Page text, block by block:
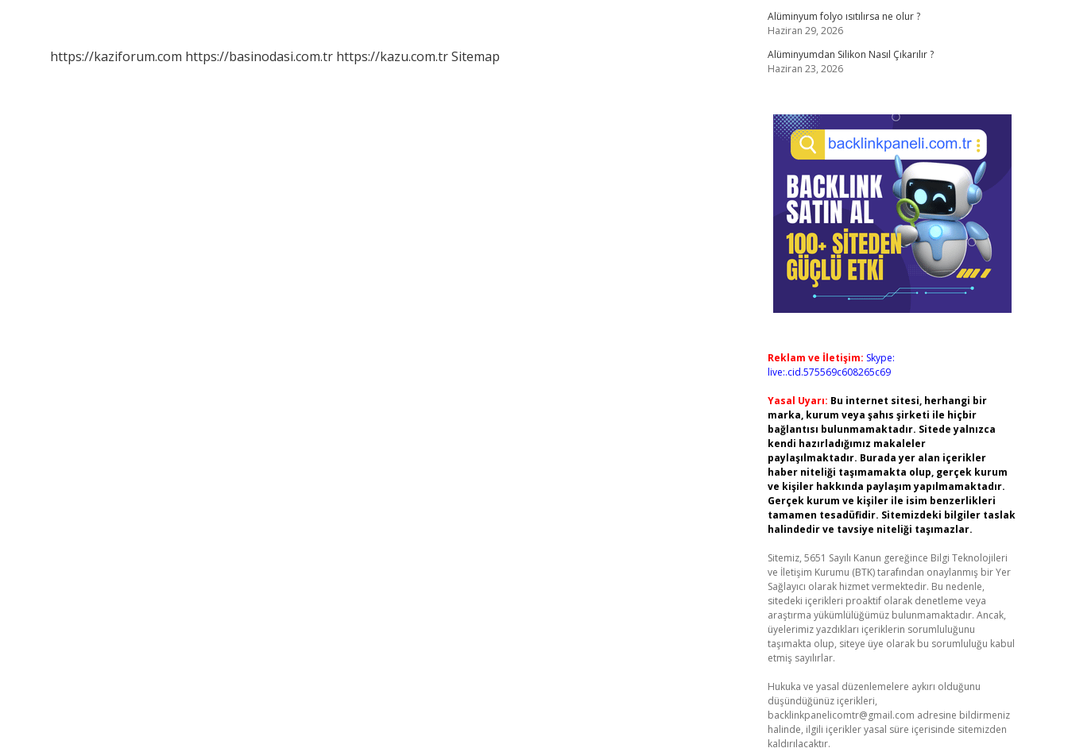
https://kaziforum.com https://basinodasi.com.tr https://kazu.com.trSitemap
Alüminyum folyo ısıtılırsa ne olur ?
Haziran 29, 2026
Alüminyumdan Silikon Nasıl Çıkarılır ?
Haziran 23, 2026
Reklam ve İletişim: Skype:
live:.cid.575569c608265c69
Yasal Uyarı: Bu internet sitesi, herhangi bir
marka, kurum veya şahıs şirketi ile hiçbir
bağlantısı bulunmamaktadır. Sitede yalnızca
kendi hazırladığımız makaleler
paylaşılmaktadır. Burada yer alan içerikler
haber niteliği taşımamakta olup, gerçek kurum
ve kişiler hakkında paylaşım yapılmamaktadır.
Gerçek kurum ve kişiler ile isim benzerlikleri
tamamen tesadüfidir. Sitemizdeki bilgiler taslak
halindedir ve tavsiye niteliği taşımazlar.
Sitemiz, 5651 Sayılı Kanun gereğince Bilgi Teknolojileri
ve İletişim Kurumu (BTK) tarafından onaylanmış bir Yer
Sağlayıcı olarak hizmet vermektedir. Bu nedenle,
sitedeki içerikleri proaktif olarak denetleme veya
araştırma yükümlülüğümüz bulunmamaktadır. Ancak,
üyelerimiz yazdıkları içeriklerin sorumluluğunu
taşımakta olup, siteye üye olarak bu sorumluluğu kabul
etmiş sayılırlar.
Hukuka ve yasal düzenlemelere aykırı olduğunu
düşündüğünüz içerikleri,
backlinkpanelicomtr@gmail.com adresine bildirmeniz
halinde, ilgili içerikler yasal süre içerisinde sitemizden
kaldırılacaktır.